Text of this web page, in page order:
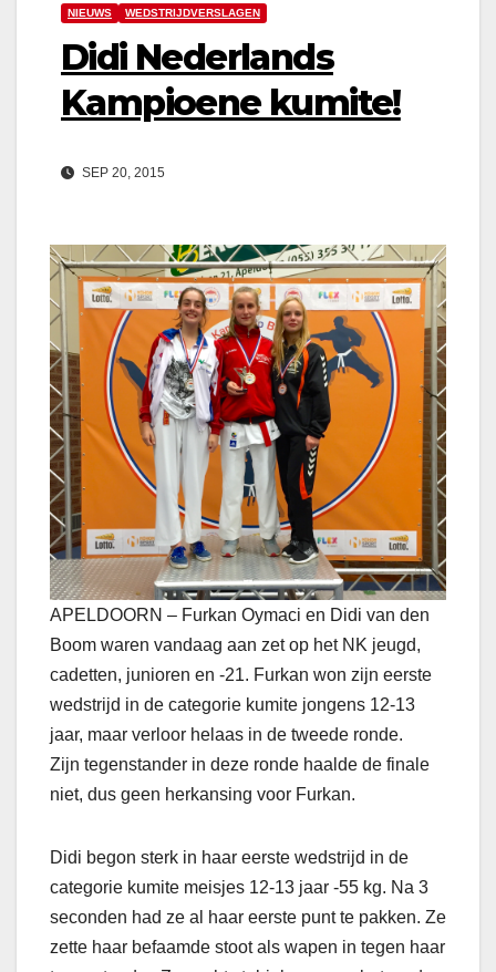
NIEUWS WEDSTRIJDVERSLAGEN
Didi Nederlands
Kampioene kumite!
SEP 20, 2015
APELDOORN – Furkan Oymaci en Didi van den
Boom waren vandaag aan zet op het NK jeugd,
cadetten, junioren en -21. Furkan won zijn eerste
wedstrijd in de categorie kumite jongens 12-13
jaar, maar verloor helaas in de tweede ronde.
Zijn tegenstander in deze ronde haalde de finale
niet, dus geen herkansing voor Furkan.
Didi begon sterk in haar eerste wedstrijd in de
categorie kumite meisjes 12-13 jaar -55 kg. Na 3
seconden had ze al haar eerste punt te pakken. Ze
zette haar befaamde stoot als wapen in tegen haar